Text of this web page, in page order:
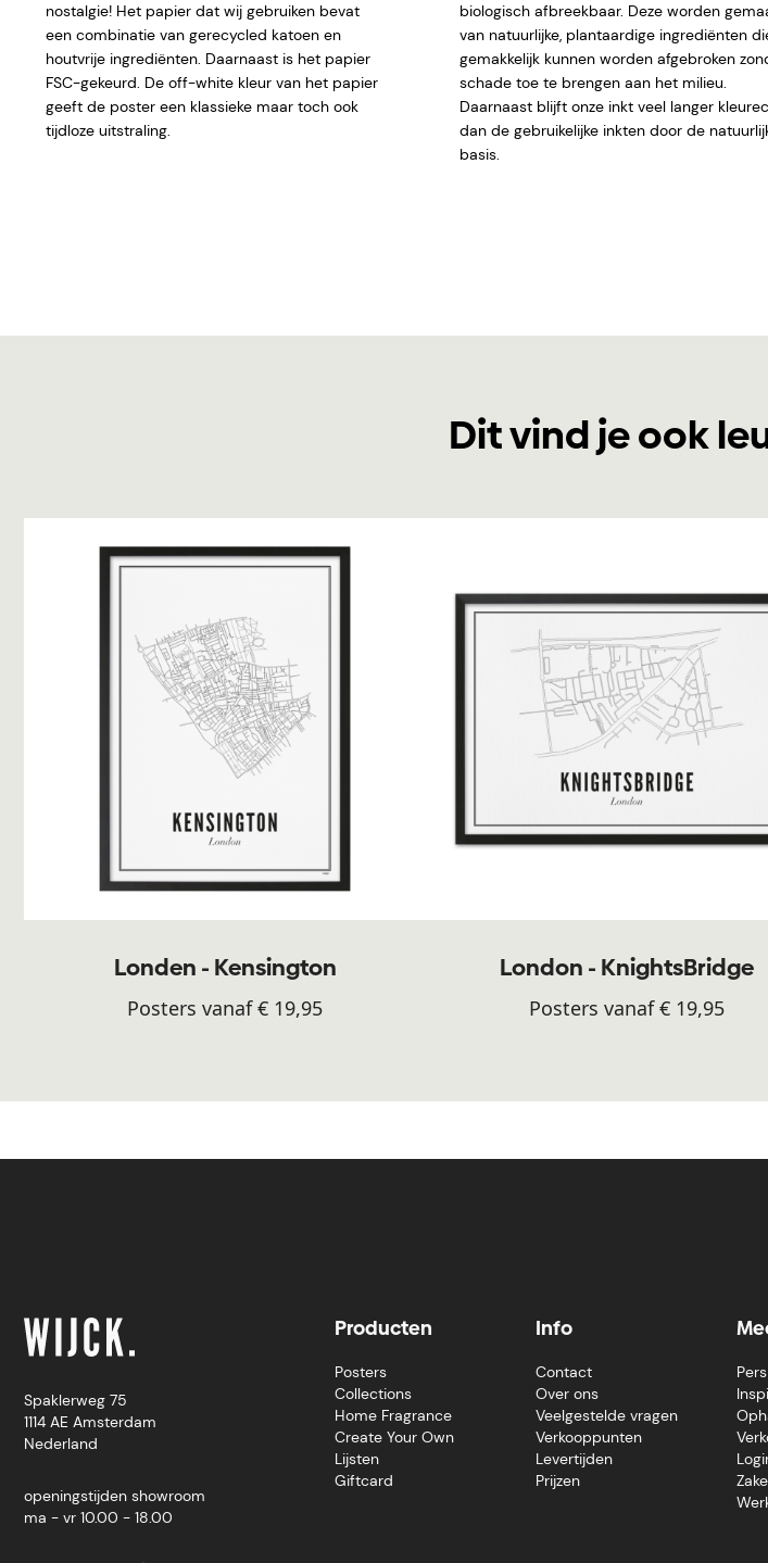
nostalgie! Het papier dat wij gebruiken bevat
een combinatie van gerecycled katoen en
houtvrije ingrediënten. Daarnaast is het papier
FSC-gekeurd. De off-white kleur van het papier
geeft de poster een klassieke maar toch ook
tijdloze uitstraling.
biologisch afbreekbaar. Deze worden
van natuurlijke, plantaardige ingrediënten
gemakkelijk kunnen worden afgebroken
schade toe te brengen aan het milieu.
Daarnaast blijft onze inkt veel langer
dan de gebruikelijke inkten door de
basis.
Dit vind je ook
Londen - Kensington
Posters vanaf € 19,95
London - KnightsBridge
Posters vanaf € 19,95
Spaklerweg 75
1114 AE Amsterdam
Nederland
openingstijden showroom
ma - vr 10.00 - 18.00
Producten
Posters
Collections
Home Fragrance
Create Your Own
Lijsten
Giftcard
Info
Contact
Over ons
Veelgestelde vragen
Verkooppunten
Levertijden
Prijzen